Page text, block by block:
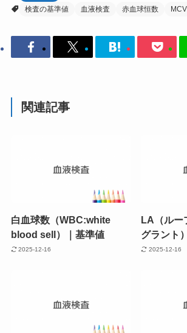
検査の基準値
血液検査 赤血球恒数 MCV
関連記事
白血球数（WBC:white
blood sell）｜基準値
2025-12-16
LA（ルー
グラント
2025-12-16